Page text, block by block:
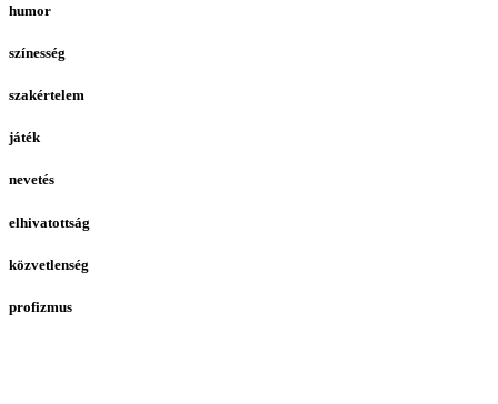
humor
színesség
szakértelem
játék
nevetés
elhivatottság
közvetlenség
profizmus